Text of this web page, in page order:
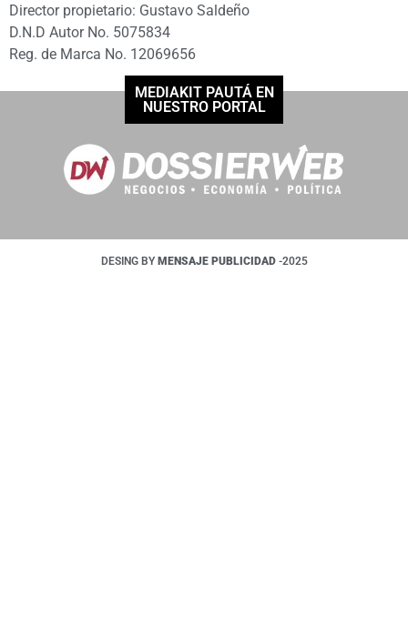
Director propietario: Gustavo Saldeño
D.N.D Autor No. 5075834
Reg. de Marca No. 12069656
MEDIAKIT PAUTÁ EN
NUESTRO PORTAL
DESING BY MENSAJE PUBLICIDAD -2025